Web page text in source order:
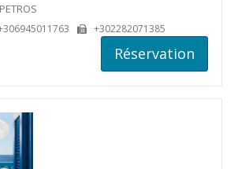
+302282071385
Réservation